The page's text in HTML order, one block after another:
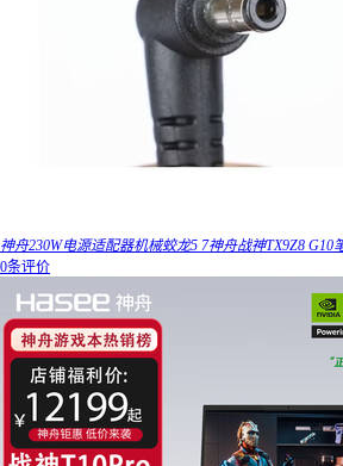
神舟230W电源适配器机械蛟龙5 7神舟战神TX9Z8 G10
0条评价